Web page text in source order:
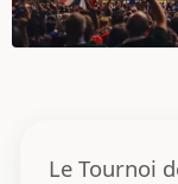
Le Tournoi